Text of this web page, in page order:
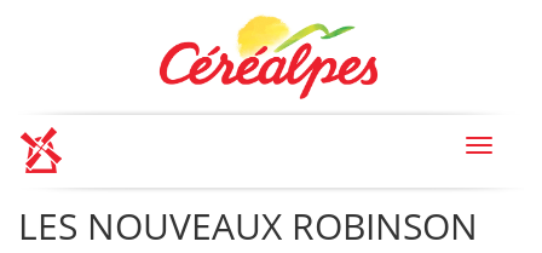
Toggle
LES NOUVEAUX ROBINSON